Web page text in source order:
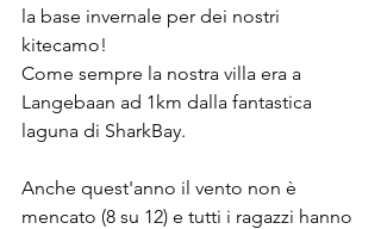
la base invernale per dei nostri
kitecamo!
Come sempre la nostra villa era a
Langebaan ad 1km dalla fantastica
laguna di SharkBay.
Anche quest'anno il vento non è
mencato (8 su 12) e tutti i ragazzi hanno